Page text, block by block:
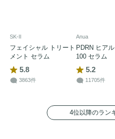
SK-II
フェイシャル トリート
メント セラム
5.8
3863件
Anua
PDRN ヒア
100 セラム
5.2
11705件
4位以降のラン